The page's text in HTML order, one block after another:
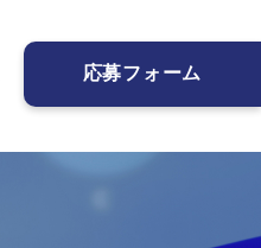
応募フォーム